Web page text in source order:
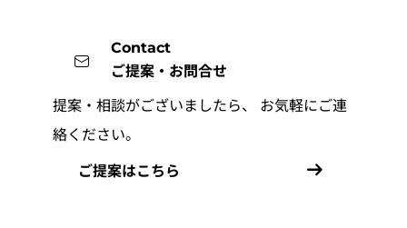
Contact
ご提案・お問合せ
提案・相談がございましたら、
お気軽にご連
絡ください。
ご提案はこちら